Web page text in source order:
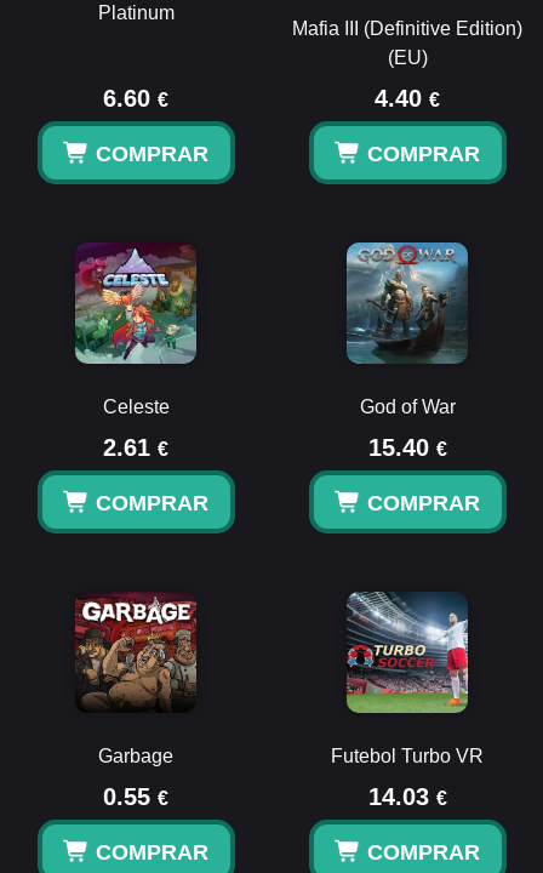
Platinum
6.60 €
COMPRAR
Mafia III (Definitive Edition)
(EU)
4.40 €
COMPRAR
Celeste
2.61 €
COMPRAR
God of War
15.40 €
COMPRAR
Garbage
0.55 €
COMPRAR
Futebol Turbo VR
14.03 €
COMPRAR